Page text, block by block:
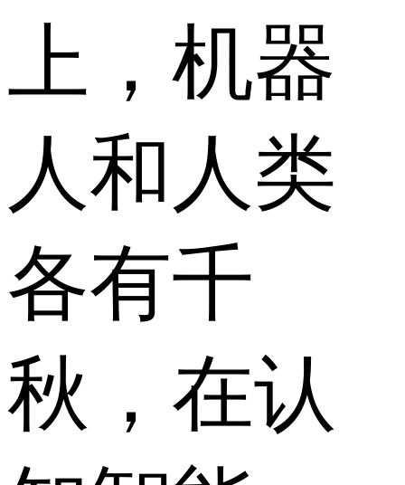
上，机器
人和人类
各有千
秋，在认